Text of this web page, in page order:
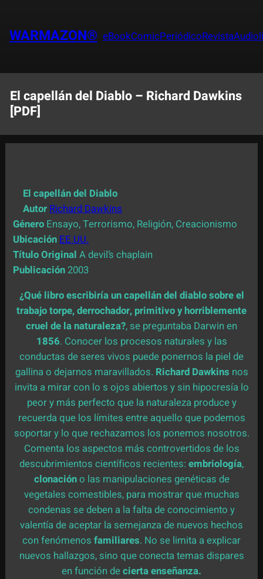
contenido
WARMAZON® eBookComicPeriódicoRevista
El capellán del Diablo – Richard Dawkins
[PDF]
El capellán del Diablo
Autor Richard Dawkins
Género Ensayo, Terrorismo, Religión, Creacionismo
Ubicación EE.UU.
Título OriginalA devil’s chaplain
Publicación 2003
¿Qué libro escribiría un capellán del diablo sobre el
trabajo torpe, derrochador, primitivo y horriblemente
cruel de la naturaleza?, se preguntaba Darwin en
1856. Conocer los procesos naturales y las
conductas de seres vivos puede ponernos la piel de
gallina o dejarnos maravillados. Richard Dawkins nos
invita a mirar con lo s ojos abiertos y sin hipocresía lo
peor y más perfecto que la naturaleza produce y
recuerda que los límites entre aquello que podemos
soportar y lo que rechazamos los ponemos nosotros.
Comenta los aspectos más controvertidos de los
descubrimientos científicos recientes: embriología,
clonacióno las manipulaciones genéticas de
vegetales comestibles, para mostrar que muchas
condenas se deben a la falta de conocimiento y
valentía de aceptar la semejanza de nuevos hechos
con fenómenos familiares. No se limita a explicar
nuevos hallazgos, sino que conecta temas dispares
en función decierta enseñanza.